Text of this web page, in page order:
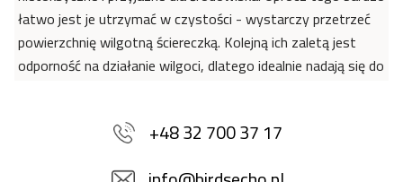
łatwo jest je utrzymać w czystości - wystarczy przetrzeć
powierzchnię wilgotną ściereczką. Kolejną ich zaletą jest
odporność na działanie wilgoci, dlatego idealnie nadają się do
w pomieszczeniach dla alergików, ponieważ na ich
+48 32 700 37 17